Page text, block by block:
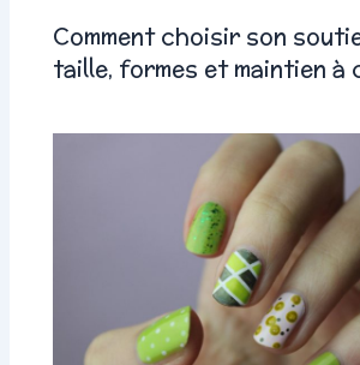
Comment choisir son
taille, formes et maintien à